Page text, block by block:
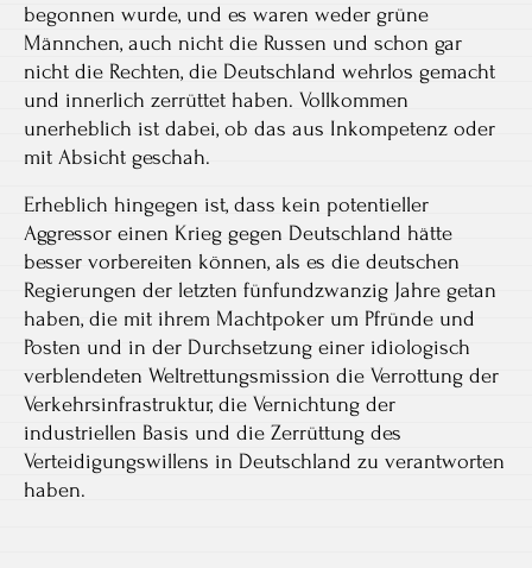
begonnen wurde, und es waren weder grüne
Männchen, auch nicht die Russen und schon gar
nicht die Rechten, die Deutschland wehrlos gemacht
und innerlich zerrüttet haben. Vollkommen
unerheblich ist dabei, ob das aus Inkompetenz oder
mit Absicht geschah.
Erheblich hingegen ist, dass kein potentieller
Aggressor einen Krieg gegen Deutschland hätte
besser vorbereiten können, als es die deutschen
Regierungen der letzten fünfundzwanzig Jahre getan
haben, die mit ihrem Machtpoker um Pfründe und
Posten und in der Durchsetzung einer idiologisch
verblendeten Weltrettungsmission die Verrottung der
Verkehrsinfrastruktur, die Vernichtung der
industriellen Basis und die Zerrüttung des
Verteidigungswillens in Deutschland zu verantworten
haben.